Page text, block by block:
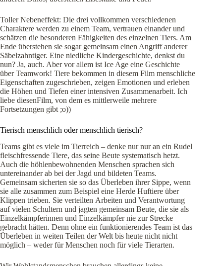
Toller Nebeneffekt: Die drei vollkommen verschiedenen
Charaktere werden zu einem Team, vertrauen einander und
schätzen die besonderen Fähigkeiten des einzelnen Tiers. Am
Ende überstehen sie sogar gemeinsam einen Angriff anderer
Säbelzahntiger. Eine niedliche Kindergeschichte, denkst du
nun? Ja, auch. Aber vor allem ist Ice Age eine Geschichte
über Teamwork! Tiere bekommen in diesem Film menschliche
Eigenschaften zugeschrieben, zeigen Emotionen und erleben
die Höhen und Tiefen einer intensiven Zusammenarbeit. Ich
liebe diesenFilm, von dem es mittlerweile mehrere
Fortsetzungen gibt ;o))
Tierisch menschlich oder menschlich tierisch?
Teams gibt es viele im Tierreich – denke nur nur an ein Rudel
fleischfressende Tiere, das seine Beute systematisch hetzt.
Auch die höhlenbewohnenden Menschen sprachen sich
untereinander ab bei der Jagd und bildeten Teams.
Gemeinsam sicherten sie so das Überleben ihrer Sippe, wenn
sie alle zusammen zum Beispiel eine Herde Huftiere über
Klippen trieben. Sie verteilten Arbeiten und Verantwortung
auf vielen Schultern und jagten gemeinsam Beute, die sie als
Einzelkämpferinnen und Einzelkämpfer nie zur Strecke
gebracht hätten. Denn ohne ein funktionierendes Team ist das
Überleben in weiten Teilen der Welt bis heute nicht nicht
möglich – weder für Menschen noch für viele Tierarten.